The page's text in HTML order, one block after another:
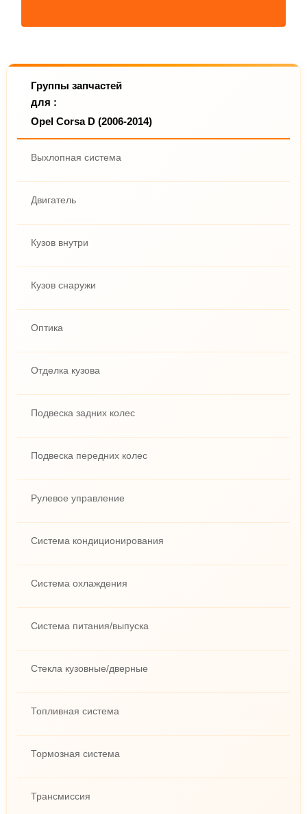
Группы запчастей
для :
Opel Corsa D (2006-2014)
Выхлопная система
Двигатель
Кузов внутри
Кузов снаружи
Оптика
Отделка кузова
Подвеска задних колес
Подвеска передних колес
Рулевое управление
Система кондиционирования
Система охлаждения
Система питания/выпуска
Стекла кузовные/дверные
Топливная система
Тормозная система
Трансмиссия